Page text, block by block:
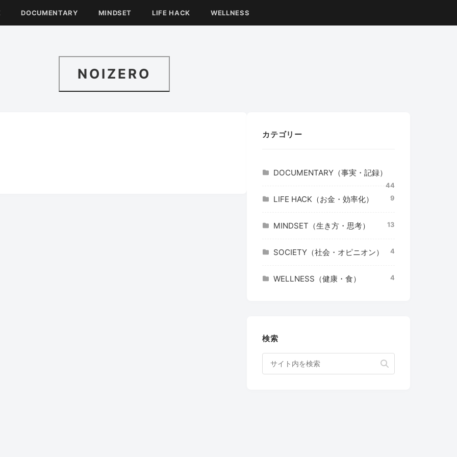
DOCUMENTARY MINDSET LIFE HACK WELLNESS
NOIZERO
カテゴリー
DOCUMENTARY（事実・記録）
44
LIFE HACK（お金・効率化） 9
MINDSET（生き方・思考） 13
SOCIETY（社会・オピニオン） 4
WELLNESS（健康・食） 4
検索